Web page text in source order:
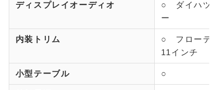
ディスプレイオーディオ
○ ダイハツ
ー
内装トリム
○ フローテ
11インチ
小型テーブル ○